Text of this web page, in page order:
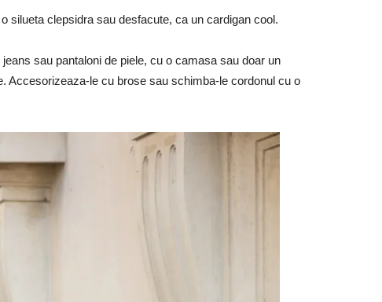
silueta clepsidra sau desfacute, ca un cardigan cool.
sau pantaloni de piele, cu o camasa sau doar un
Accesorizeaza-le cu brose sau schimba-le cordonul cu o